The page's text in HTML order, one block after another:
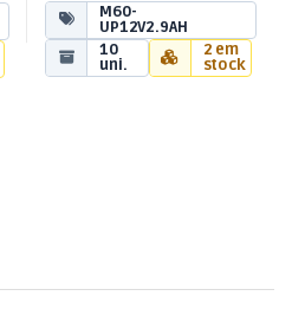
M60-
UP12V2.9AH
10
uni.
2 em
stock